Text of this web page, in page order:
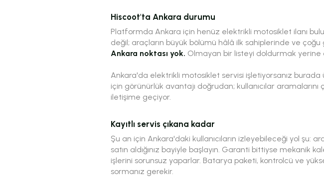
Hiscoot'ta Ankara durumu
Platformda Ankara için henüz elektrikli motosiklet ilanı
değil; araçların büyük bölümü hâlâ ilk sahiplerinde ve çoğu
Ankara noktası yok. Olmayan bir listeyi doldurmak yerine
Ankara'da elektrikli motosiklet servisi işletiyorsanız burada
için görünürlük avantajı doğrudan; kullanıcılar aramalarını
iletişime geçiyor.
Kayıtlı servis çıkana kadar
Şu an için Ankara'daki kullanıcıların izleyebileceği yol şu:
satın aldığınız bayiyle başlayın. Garanti bittiyse
işlerini sorunsuz yaparlar. Batarya paketi, kontrolcü ve
sormanız gerekir.